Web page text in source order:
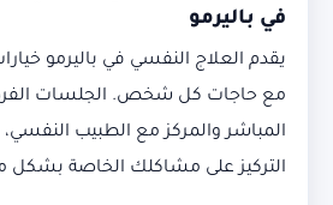
في باليرمو
يقدم العلاج النفسي في باليرمو
مع حاجات كل شخص. الجلسات
المباشر والمركز مع الطبيب
التركيز على مشاكلك الخاصة